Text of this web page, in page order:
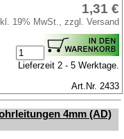
1,31 €
19% MwSt., zzgl. Versand
Lieferzeit 2 - 5 Werktage.
Art.Nr. 2433
4mm (AD)